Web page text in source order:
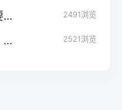
法人变更之旅：您需要提交的关键材料一览 2491浏览
公司法人代表变更时，需要掀开财务的"盖子"吗？ 2521浏览